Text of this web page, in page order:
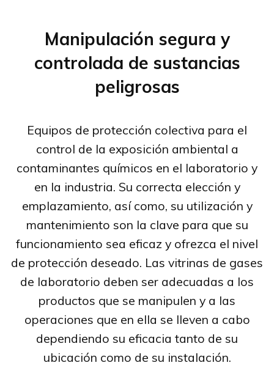
Manipulación segura y
controlada de sustancias
peligrosas
Equipos de protección colectiva para el
control de la exposición ambiental a
contaminantes químicos en el laboratorio y
en la industria. Su correcta elección y
emplazamiento, así como, su utilización y
mantenimiento son la clave para que su
funcionamiento sea eficaz y ofrezca el nivel
de protección deseado. Las vitrinas de gases
de laboratorio deben ser adecuadas a los
productos que se manipulen y a las
operaciones que en ella se lleven a cabo
dependiendo su eficacia tanto de su
ubicación como de su instalación.